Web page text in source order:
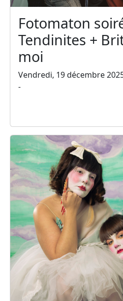
Fotomaton
Tendinites +
moi
Vendredi, 19 décembre
-